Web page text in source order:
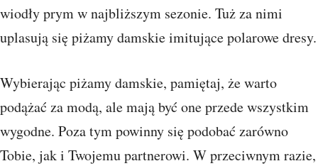
wiodły prym w najbliższym sezonie. Tuż za nimi
uplasują się piżamy damskie imitujące polarowe dresy.
Wybierając piżamy damskie, pamiętaj, że warto
podążać za modą, ale mają być one przede wszystkim
wygodne. Poza tym powinny się podobać zarówno
Tobie, jak i Twojemu partnerowi. W przeciwnym razie,